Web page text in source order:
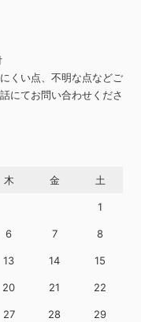
くい点、不明な点などご
にてお問い合わせくださ
木 金 土
1
6 7 8
13 14 15
20 21 22
27 28 29